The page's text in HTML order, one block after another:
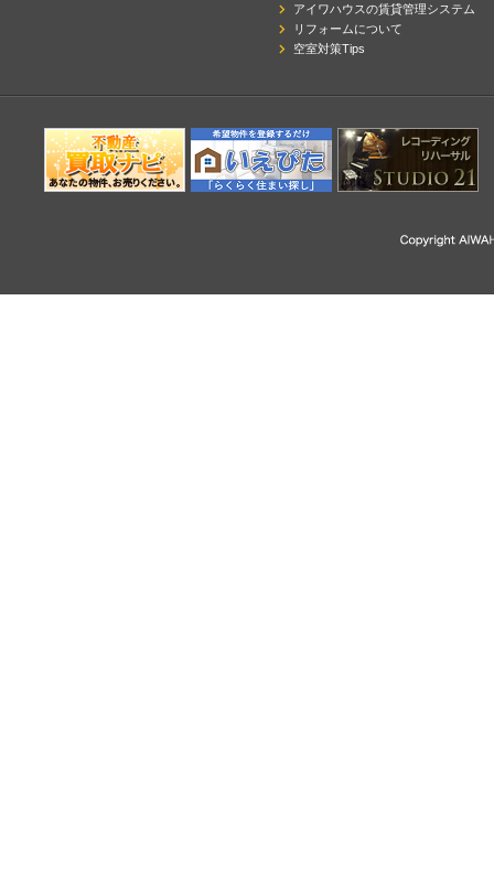
アイワハウスの賃貸管理システム
リフォームについて
空室対策Tips